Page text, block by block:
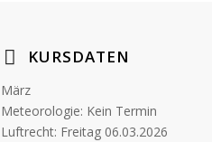
KURSDATEN
März
Meteorologie: Kein Termin
Luftrecht: Freitag 06.03.2026